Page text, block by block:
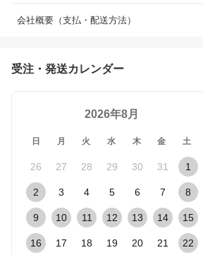
会社概要（支払・配送方法）
受注・発送カレンダー
2026年8月
日 月 火 水 木 金 土
26 27 28 29 30 31 1
2 3 4 5 6 7 8
9 10 11 12 13 14 15
16 17 18 19 20 21 22